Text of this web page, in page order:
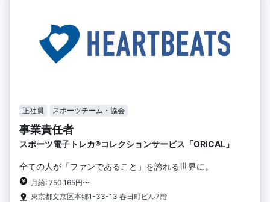
正社員 スポーツチーム・協会
事業責任者
スポーツ電子トレカ®︎コレクションサービス「ORICAL」
全ての人が「ファンであること」を誇れる世界に。
月給: 750,165円〜
東京都文京区本郷1-33-13 春日町ビル7階